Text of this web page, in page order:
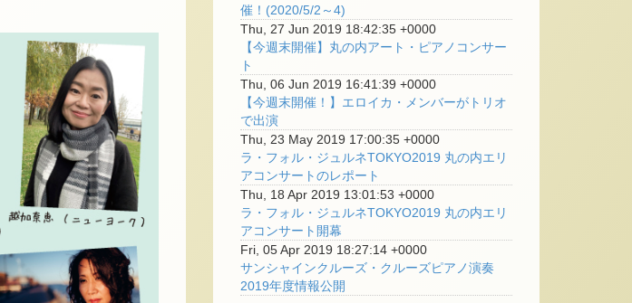
催！(2020/5/2～4)
Thu, 27 Jun 2019 18:42:35 +0000
【今週末開催】丸の内アート・ピアノコンサー
ト
Thu, 06 Jun 2019 16:41:39 +0000
【今週末開催！】エロイカ・メンバーがトリオ
で出演
Thu, 23 May 2019 17:00:35 +0000
ラ・フォル・ジュルネTOKYO2019 丸の内エリ
アコンサートのレポート
Thu, 18 Apr 2019 13:01:53 +0000
ラ・フォル・ジュルネTOKYO2019 丸の内エリ
アコンサート開幕
Fri, 05 Apr 2019 18:27:14 +0000
サンシャインクルーズ・クルーズピアノ演奏
2019年度情報公開